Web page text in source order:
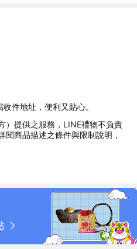
件地址，便利又貼心。
）提供之服務，LINE禮物不負責
閱商品描述之條件與限制說明，